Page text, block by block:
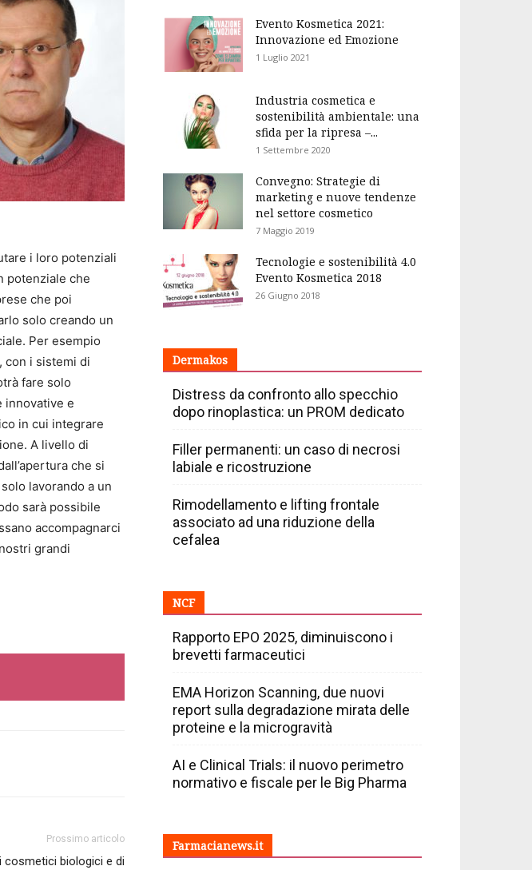
i loro potenziali
potenziale che
che poi
solo creando un
Per esempio
con i sistemi di
fare solo
innovative e
in cui integrare
A livello di
che si
lavorando a un
sarà possibile
accompagnarci
grandi
Prossimo articolo
cosmetici biologici e di
Evento Kosmetica 2021:
Innovazione ed Emozione
1 Luglio 2021
Industria cosmetica e
sostenibilità ambientale: una
sfida per la ripresa –...
1 Settembre 2020
Convegno: Strategie di
marketing e nuove tendenze
nel settore cosmetico
7 Maggio 2019
Tecnologie e sostenibilità 4.0
Evento Kosmetica 2018
26 Giugno 2018
Dermakos
Distress da confronto allo specchio
dopo rinoplastica: un PROM dedicato
Filler permanenti: un caso di necrosi
labiale e ricostruzione
Rimodellamento e lifting frontale
associato ad una riduzione della
cefalea
NCF
Rapporto EPO 2025, diminuiscono i
brevetti farmaceutici
EMA Horizon Scanning, due nuovi
report sulla degradazione mirata delle
proteine e la microgravità
AI e Clinical Trials: il nuovo perimetro
normativo e fiscale per le Big Pharma
Farmacianews.it